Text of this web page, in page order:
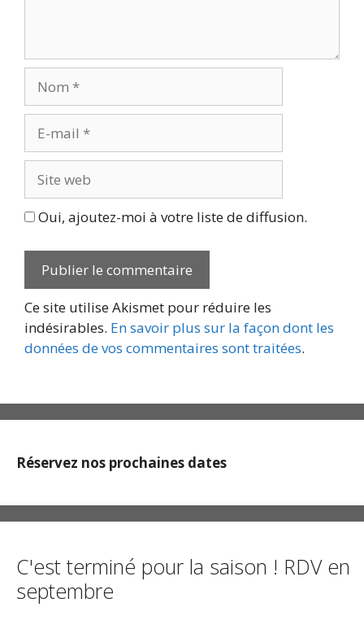
mail
web
Oui, ajoutez-moi à votre liste de diffusion.
Ce site utilise Akismet pour réduire les
indésirables. En savoir plus sur la façon dont les
données de vos commentaires sont traitées.
Réservez nos prochaines dates
C'est terminé pour la saison ! RDV en
septembre